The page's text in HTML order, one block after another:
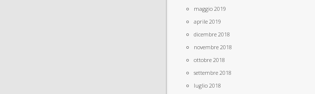
maggio 2019
aprile 2019
dicembre 2018
novembre 2018
ottobre 2018
settembre 2018
luglio 2018